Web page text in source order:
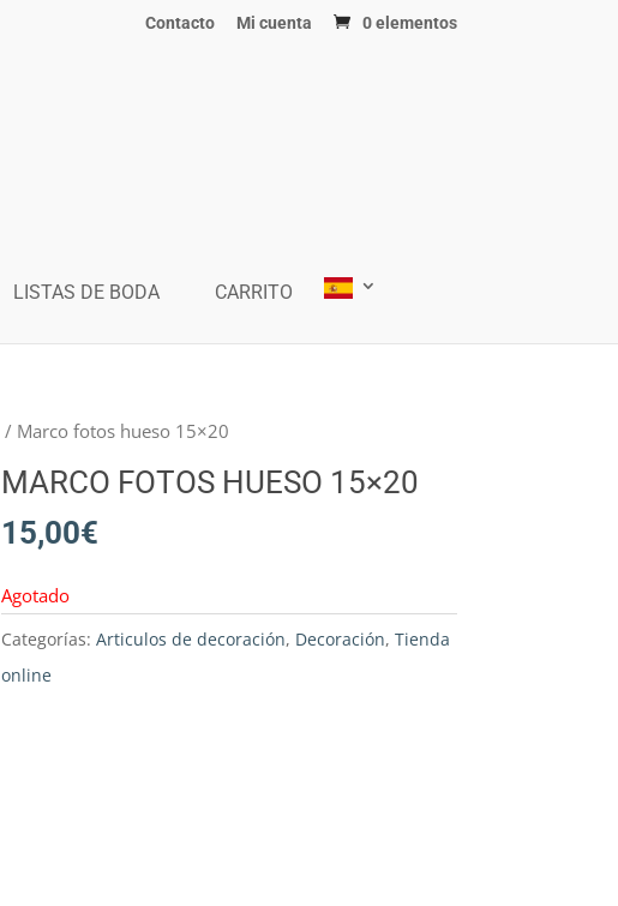
Contacto Mi cuenta 0 elementos
LISTAS DE BODA CARRITO
/ Marco fotos hueso 15×20
MARCO FOTOS HUESO 15×20
15,00€
Agotado
Categorías: Articulos de decoración, Decoración, Tienda
online